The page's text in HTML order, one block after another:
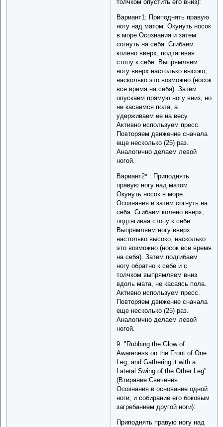
толчком опустить его вниз):
Вариант1: Приподнять правую
ногу над матом. Окунуть носок
в море Осознания и затем
согнуть на себя. Сгибаем
колено вверх, подтягивая
стопу к себе. Выпрямляем
ногу вверх настолько высоко,
насколько это возможно (носок
все время на себя). Затем
опускаем прямую ногу вниз, но
не касаемся пола, а
удерживаем ее на весу.
Активно используем пресс.
Повторяем движение сначала
еще несколько (25) раз.
Аналогично делаем левой
ногой.
Вариант2* : Приподнять
правую ногу над матом.
Окунуть носок в море
Осознания и затем согнуть на
себя. Сгибаем колено вверх,
подтягивая стопу к себе.
Выпрямляем ногу вверх
настолько высоко, насколько
это возможно (носок все время
на себя). Затем подгибаем
ногу обратно к себе и с
толчком выпрямляем вниз
вдоль мата, не касаясь пола.
Активно используем пресс.
Повторяем движение сначала
еще несколько (25) раз.
Аналогично делаем левой
ногой.
9. "Rubbing the Glow of
Awareness on the Front of One
Leg, and Gathering it with a
Lateral Swing of the Other Leg"
(Втирание Свечения
Осознания в основание одной
ноги, и собирание его боковым
загребанием другой ноги):
Приподнять правую ногу над